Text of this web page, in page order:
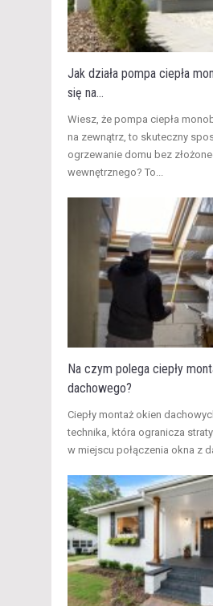
Jak działa pompa ciepła
się na...
​Wiesz, że pompa ciepła
na zewnątrz, to skuteczny
ogrzewanie domu bez
wewnętrznego? To...
Na czym polega ciepły
dachowego?
​Ciepły montaż okien
technika, która ogranicza
w miejscu połączenia okna z